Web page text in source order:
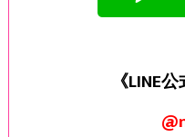
《LINE